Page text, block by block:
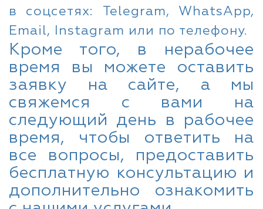
в соцсетях: Telegram, WhatsApp,
Email, Instagram или по телефону.
Кроме того, в нерабочее
время вы можете оставить
заявку на сайте, а мы
свяжемся с вами на
следующий день в рабочее
время, чтобы ответить на
все вопросы, предоставить
бесплатную консультацию и
дополнительно ознакомить